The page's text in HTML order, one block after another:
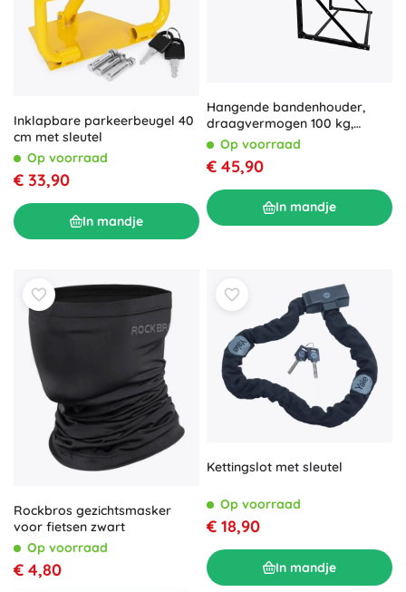
Inklapbare parkeerbeugel 40
cm met sleutel
Op voorraad
€ 33,90
In mandje
Hangende bandenhouder,
draagvermogen 100 kg,
verstelbare breedte 80–120
Op voorraad
€ 45,90
In mandje
Rockbros gezichtsmasker
voor fietsen zwart
Op voorraad
€ 4,80
Kettingslot met sleutel
Op voorraad
€ 18,90
In mandje